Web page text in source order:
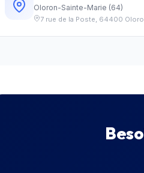
Oloron-Sainte-Marie (64)
7 rue de la Poste, 64400